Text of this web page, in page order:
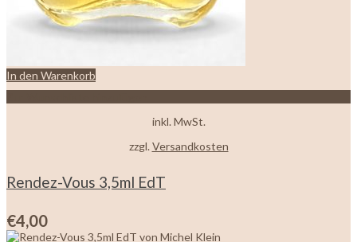
In den Warenkorb
inkl. MwSt.
zzgl. Versandkosten
Rendez-Vous 3,5ml EdT
€4,00